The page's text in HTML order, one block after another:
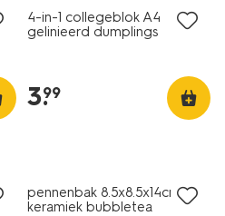
4-in-1 collegeblok A4
gelinieerd dumplings
3.
99
pennenbak 8.5x8.5x14cm
keramiek bubbletea